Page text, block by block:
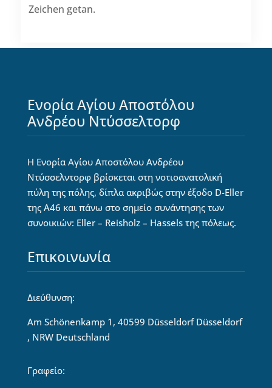
Zeichen getan.
Ενορία Αγίου Αποστόλου
Ανδρέου Ντύσσελτορφ
Η Ενορία Αγίου Αποστόλου Ανδρέου
Ντύσσελντορφ βρίσκεται στη νοτιοανατολική
πύλη της πόλης, δίπλα ακριβώς στην έξοδο D-Eller
της Α46 και πάνω στο σημείο συνάντησης των
συνοικιών: Eller – Reisholz – Hassels της πόλεως.
Επικοινωνία
Διεύθυνση:
Am Schönenkamp 1, 40599 Düsseldorf Düsseldorf
, NRW Deutschland
Γραφείο: